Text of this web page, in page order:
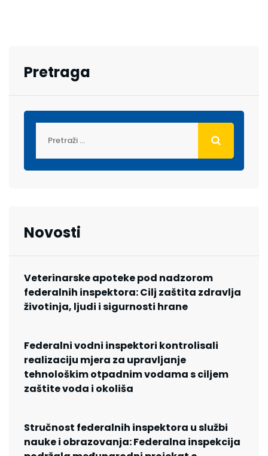
Pretraga
Novosti
Veterinarske apoteke pod nadzorom
federalnih inspektora: Cilj zaštita zdravlja
životinja, ljudi i sigurnosti hrane
Federalni vodni inspektori kontrolisali
realizaciju mjera za upravljanje
tehnološkim otpadnim vodama s ciljem
zaštite voda i okoliša
Stručnost federalnih inspektora u službi
nauke i obrazovanja: Federalna inspekcija